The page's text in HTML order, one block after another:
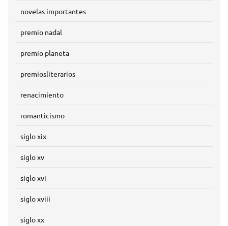
novelas importantes
premio nadal
premio planeta
premiosliterarios
renacimiento
romanticismo
siglo xix
siglo xv
siglo xvi
siglo xviii
siglo xx